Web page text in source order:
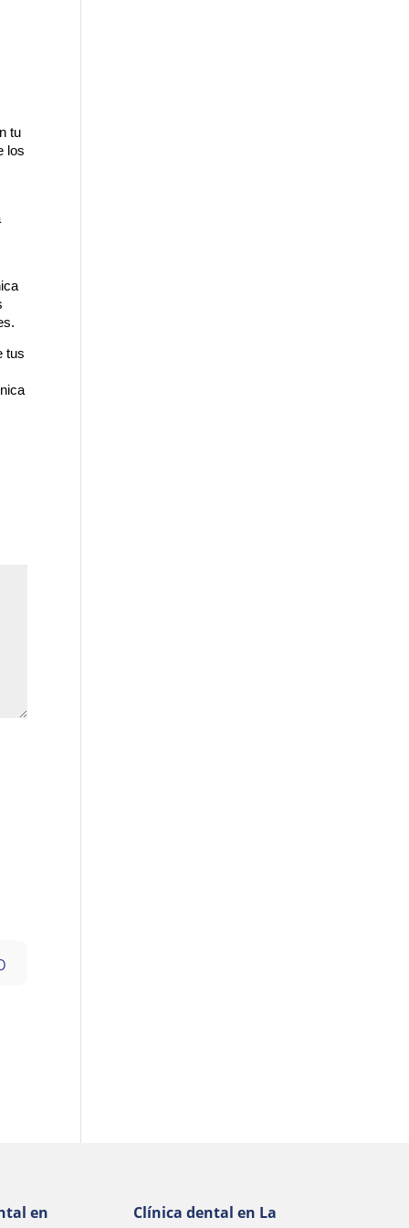
tu
los
tus
en
Clínica dental en La